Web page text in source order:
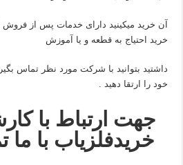
آن خرید میکینید دارای خدمات پس از فروش
خرید احتیاج به قطعه و یا آموزش
داشتید بتوانید با شرکت مورد نظر تماس
خود را ارتقا دهید .
جهت ارتباط با
خریدفلزیاب با ما